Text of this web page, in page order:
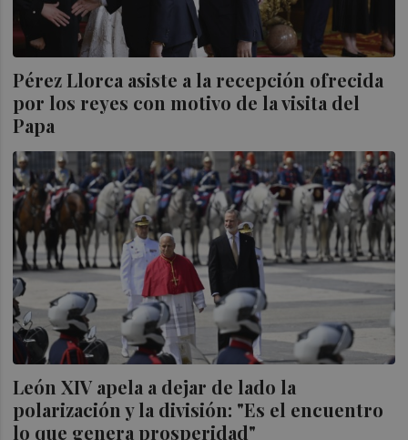
Pérez Llorca asiste a la recepción ofrecida
por los reyes con motivo de la visita del
Papa
León XIV apela a dejar de lado la
polarización y la división: "Es el encuentro
lo que genera prosperidad"